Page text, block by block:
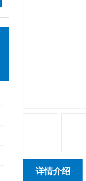
详情介绍